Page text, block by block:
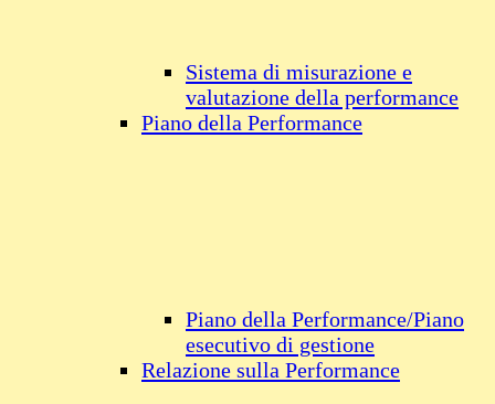
Sistema di misurazione e
valutazione della performance
Piano della Performance
Piano della Performance/Piano
esecutivo di gestione
Relazione sulla Performance